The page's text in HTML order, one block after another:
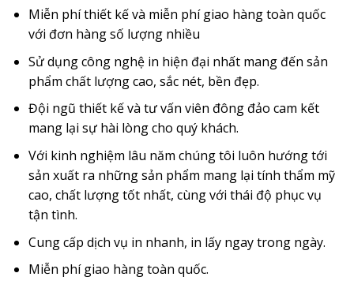
Miễn phí thiết kế và miễn phí giao hàng toàn quốc
với đơn hàng số lượng nhiều
Sử dụng công nghệ in hiện đại nhất mang đến sản
phẩm chất lượng cao, sắc nét, bền đẹp.
Đội ngũ thiết kế và tư vấn viên đông đảo cam kết
mang lại sự hài lòng cho quý khách.
Với kinh nghiệm lâu năm chúng tôi luôn hướng tới
sản xuất ra những sản phẩm mang lại tính thẩm mỹ
cao, chất lượng tốt nhất, cùng với thái độ phục vụ
tận tình.
Cung cấp dịch vụ in nhanh, in lấy ngay trong ngày.
Miễn phí giao hàng toàn quốc.